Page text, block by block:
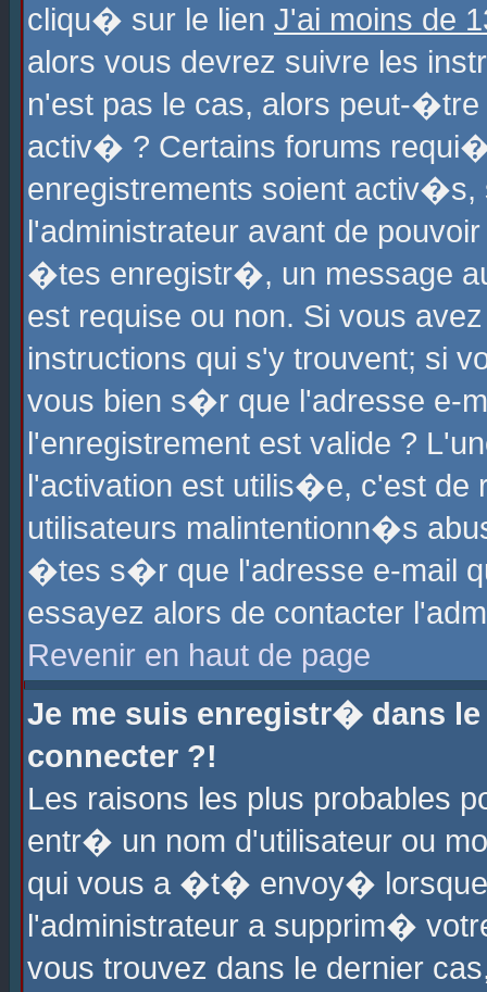
cliqu� sur le lien J'ai moins de
alors vous devrez suivre les
n'est pas le cas, alors peut-
activ� ? Certains forums
enregistrements soient
l'administrateur avant de
�tes enregistr�, un message
est requise ou non. Si vous
instructions qui s'y trouvent; si
vous bien s�r que l'adresse e-
l'enregistrement est valide ?
l'activation est utilis�e, c'est
utilisateurs malintentionn�s
�tes s�r que l'adresse e-mail
essayez alors de contacter
Revenir en haut de page
Je me suis enregistr� dans
connecter ?!
Les raisons les plus probables
entr� un nom d'utilisateur ou
qui vous a �t� envoy�
l'administrateur a supprim�
vous trouvez dans le dernier